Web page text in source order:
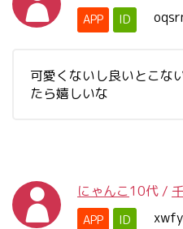
APP ID
可愛くないし良いとこな
たら嬉しいな
にゃんこ10代 /
APP ID